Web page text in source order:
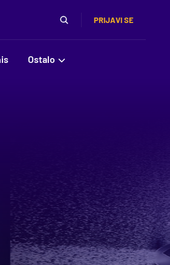
PRIJAVI SE
Ostalo